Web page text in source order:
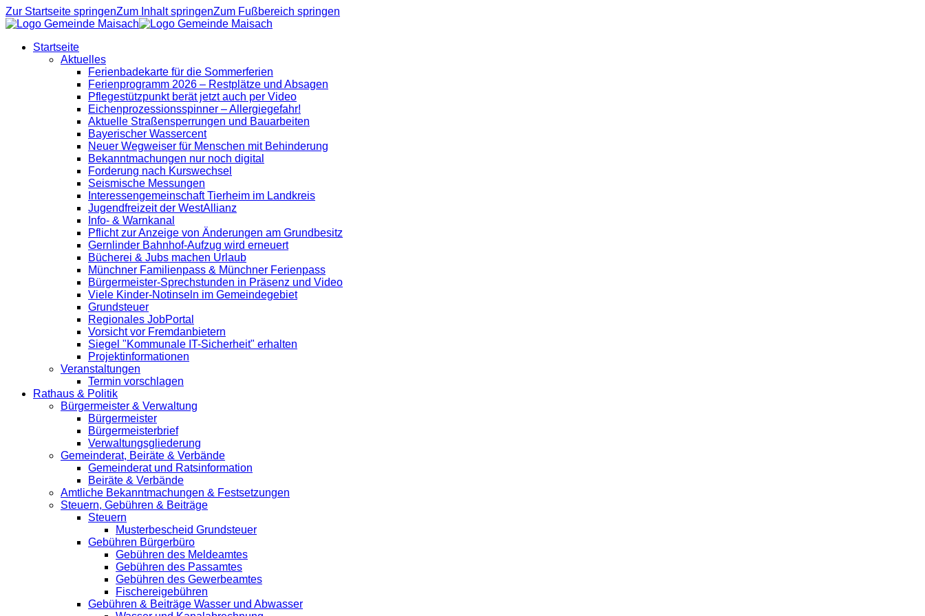
Zur Startseite springenZum Inhalt springenZum Fußbereich springen
Startseite
Aktuelles
Ferienbadekarte für die Sommerferien
Ferienprogramm 2026 – Restplätze und Absagen
Pflegestützpunkt berät jetzt auch per Video
Eichenprozessionsspinner – Allergiegefahr!
Aktuelle Straßensperrungen und Bauarbeiten
Bayerischer Wassercent
Neuer Wegweiser für Menschen mit Behinderung
Bekanntmachungen nur noch digital
Forderung nach Kurswechsel
Seismische Messungen
Interessengemeinschaft Tierheim im Landkreis
Jugendfreizeit der WestAllianz
Info- & Warnkanal
Pflicht zur Anzeige von Änderungen am Grundbesitz
Gernlinder Bahnhof-Aufzug wird erneuert
Bücherei & Jubs machen Urlaub
Münchner Familienpass & Münchner Ferienpass
Bürgermeister-Sprechstunden in Präsenz und Video
Viele Kinder-Notinseln im Gemeindegebiet
Grundsteuer
Regionales JobPortal
Vorsicht vor Fremdanbietern
Siegel "Kommunale IT-Sicherheit" erhalten
Projektinformationen
Veranstaltungen
Termin vorschlagen
Rathaus & Politik
Bürgermeister & Verwaltung
Bürgermeister
Bürgermeisterbrief
Verwaltungsgliederung
Gemeinderat, Beiräte & Verbände
Gemeinderat und Ratsinformation
Beiräte & Verbände
Amtliche Bekanntmachungen & Festsetzungen
Steuern, Gebühren & Beiträge
Steuern
Musterbescheid Grundsteuer
Gebühren Bürgerbüro
Gebühren des Meldeamtes
Gebühren des Passamtes
Gebühren des Gewerbeamtes
Fischereigebühren
Gebühren & Beiträge Wasser und Abwasser